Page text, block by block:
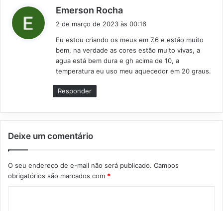
Emerson Rocha
s
e
2 de março de 2023 às 00:16
Eu estou criando os meus em 7.6 e estão muito
bem, na verdade as cores estão muito vivas, a
agua está bem dura e gh acima de 10, a
temperatura eu uso meu aquecedor em 20 graus.
Responder
Deixe um comentário
O seu endereço de e-mail não será publicado. Campos
obrigatórios são marcados com *